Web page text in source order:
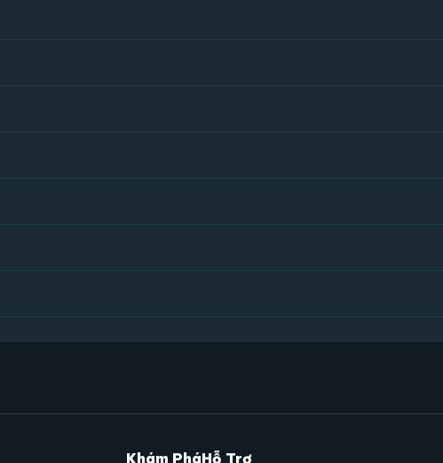
Khám PháHỗ Trợ